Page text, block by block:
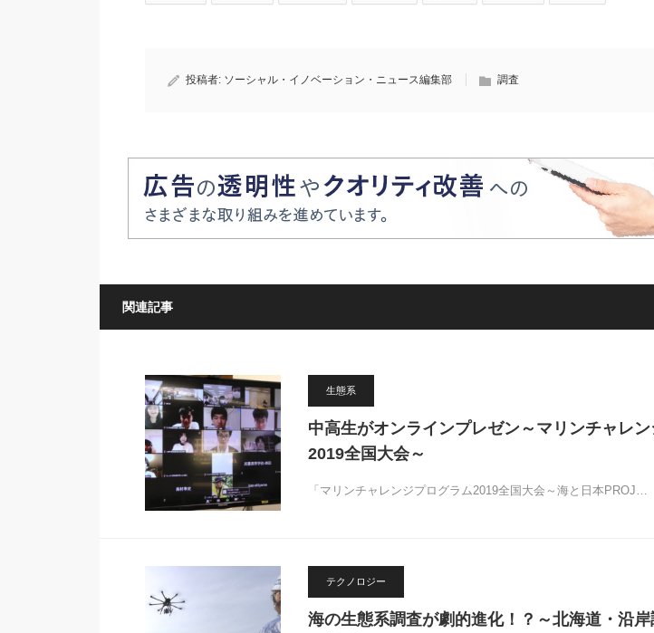
投稿者: ソーシャル・イノベーション・ニュース編集部 調査
関連記事
生態系
中高生がオンラインプレゼン～マリンチャレ
2019全国大会～
「マリンチャレンジプログラム2019全国大会～海と日本PROJ…
テクノロジー
海の生態系調査が劇的進化！？～北海道・沿